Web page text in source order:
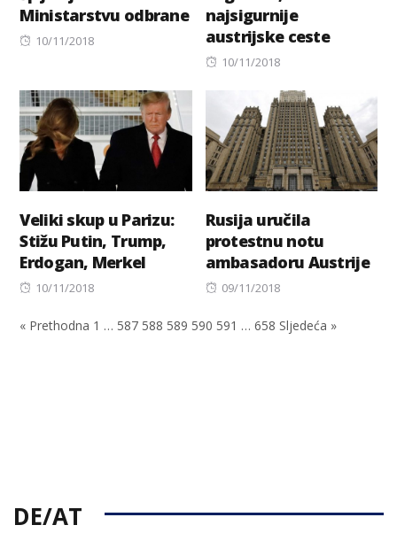
Ministarstvu odbrane
Posted
10/11/2018
najsigurnije
austrijske ceste
Posted
10/11/2018
Veliki skup u Parizu:
Stižu Putin, Trump,
Erdogan, Merkel
Posted
10/11/2018
Rusija uručila
protestnu notu
ambasadoru Austrije
Posted
09/11/2018
« Prethodna 1 … 587 588 589 590 591 … 658 Sljedeća »
DE/AT